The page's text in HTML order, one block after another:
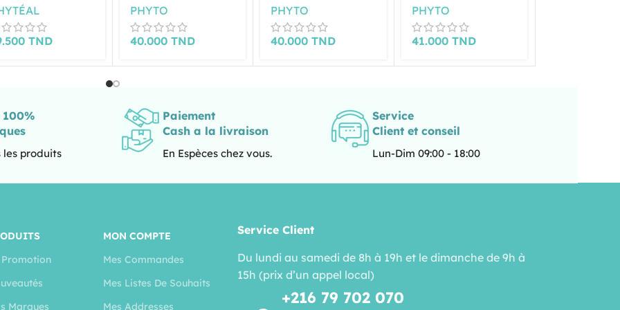
TND
RÉGULATEUR 250ML
PHYTO
40.000 TND
BLOND CUIVRÉ
DORÉ-7.43
PHYTO
40.000TND
BLOND DORÉ -7.3
PHYTO
41.000 TND
les produits
Paiement
Cash a la livraison
En Espèces chez vous.
Service
Client et conseil
Lun-Dim 09:00 - 18:00
Promotion
Marques
MON COMPTE
Mes Commandes
Mes Listes De Souhaits
Mes Addresses
Service Client
Du lundi au samedi de 8h à 19h et le dimanche de 9h à
15h (prix d’un appel local)
+216 79 702 070